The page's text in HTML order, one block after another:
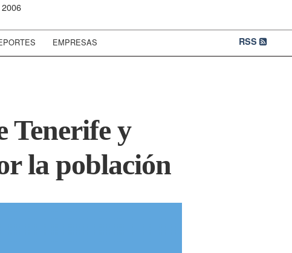
EMPRESAS RSS
Tenerife y
la población